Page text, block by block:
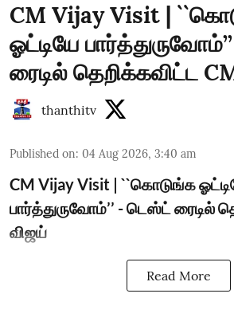
CM Vijay Visit |
ஓட்டியே
ரைடில் தெறிக்கவிட்ட
thanthitv
Published on: 04 Aug 2026, 3:40 am
CM Vijay Visit | ``கொடுங்க
பார்த்துருவோம்’’ - டெஸ்ட் ரைடில்
விஜய்
Read More